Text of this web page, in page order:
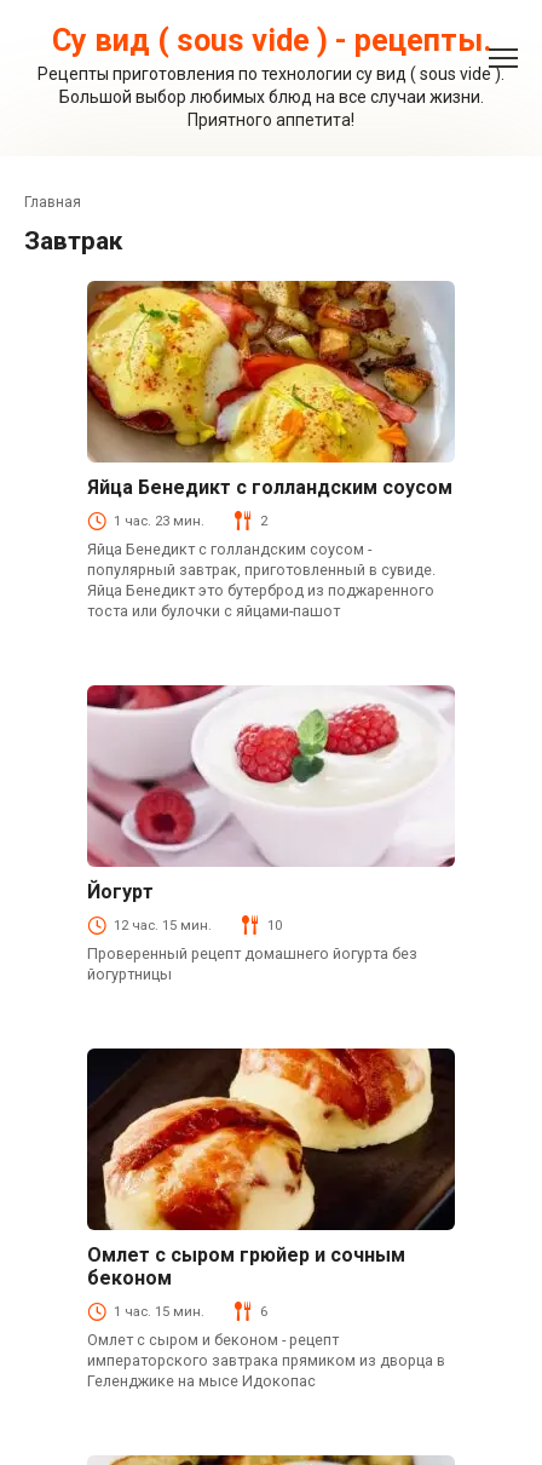
контентуСу вид ( sous vide ) - рецепты.
Рецепты приготовления по технологии су вид ( sous vide ).
Большой выбор любимых блюд на все случаи жизни.
Приятного аппетита!
Главная
завтрак
Блюда из яиц
Яйца Бенедикт с голландским соусом
1 час. 23 мин. 2
Яйца Бенедикт с голландским соусом -
популярный завтрак, приготовленный в сувиде.
Яйца Бенедикт это бутерброд из поджаренного
тоста или булочки с яйцами-пашот
Блюда из молока
Йогурт
12 час. 15 мин. 10
Проверенный рецепт домашнего йогурта без
йогуртницы
Омлет с сыром грюйер и сочным
беконом
1 час. 15 мин. 6
Омлет с сыром и беконом - рецепт
императорского завтрака прямиком из дворца в
Геленджике на мысе Идокопас